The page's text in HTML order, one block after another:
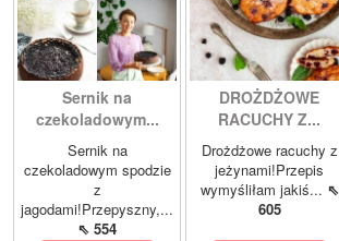
Sernik na
czekoladowym...
Sernik na
czekoladowym spodzie
z
jagodami!Przepyszny,...
⇖ 554
DROŻDŻOWE
RACUCHY Z...
Drożdżowe racuchy z
jeżynami!Przepis
wymyśliłam jakiś... ⇖
605